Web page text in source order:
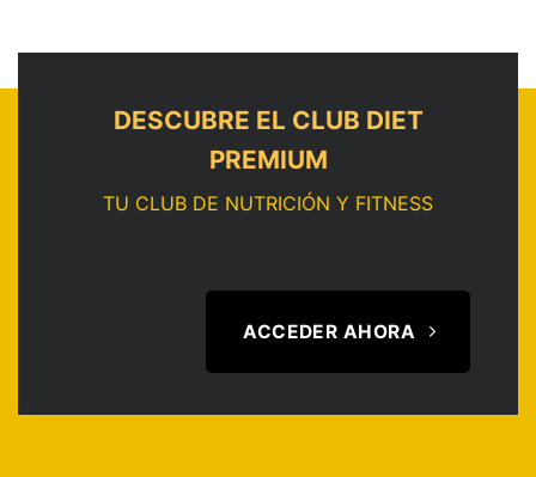
DESCUBRE EL CLUB DIET
PREMIUM
TU CLUB DE NUTRICIÓN Y FITNESS
ACCEDER AHORA